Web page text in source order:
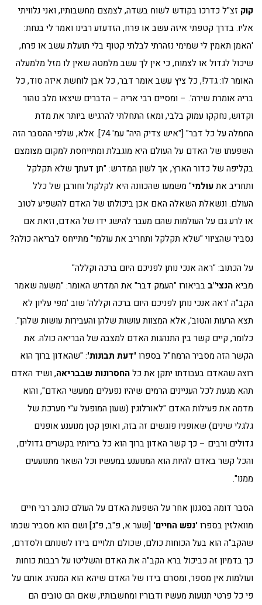
קוק זצ"ל כדרכו בקודש לשוח בשדה, לצמצם מחשבותיו, ואני נלוויתי
אליו. בדרך קטפתי איזה עשב או פרח, הזדעזע רבינו ואמר לי בנחת:
'האמן תאמין לי שמימי נזהרתי לבלתי קטוף בלי תועלת עשב או פרח,
שיכול לגדול או לצמוח, כי אין לך עשב מלמטה שאין לו מזל מלמעלה
האומר לו: גדל!, כל ציץ עשב אומר דבר, כל אבן לוחשת איזה סוד, כל
בריה אומרת שירה'. – ומסיים רבי אריה – הדברים שיצאו מלב טהור
וקדוש, נחקקו עמוק בלבי, ומאז התחלתי להרגיש ביותר את מדת
החמלה על כל דבר" ["איש צדיק היה" עמ' 74]. אלא, שלפי ההסבר הזה
השפעתו של האדם על העולם היא מוגבלת ומתייחסת למקום מצומצם
בקליפה של כדור הארץ, אך לשון המדרש: "תן דעתך שלא תקלקל
ותחריב אתעולמי" משמעו שהכוונה היא לקלקול וחורבן של כלל
העולם. ונשאלת השאלה האם אכן ביכולתו של האדם להשפיע לטוב
או לרע גם על העולמות שהם מעבר להישג ידו של האדם, וזאת אם
נסביר שהציווי "שלא תקלקל ותחריב את עולמי" מתייחס לבריאה כולה?
על הכתוב: "ראה אנכי נותן לפניכם היום ברכה וקללה"
מביא הנצי"בבביאורו "העמק דבר" את המדרש האומר: "משעה שאמר
הקב"ה 'ראה אנכי נותן לפניכם היום ברכה וקללה' שוב 'מפי עליון לא
תצא הרעות והטוב', אלא המצוות עושות שלהן והעבירות עושות שלהן".
כלומר, קיים קשר בין התנהגות האדם למצבה של הבריאה כולה. את
הקשר הזה מסביר הרמח"ל בספרו'דעת תבונות': "שהאדון ברוך הוא
רוצה שהאדם בעבודתו יתקן את כלהחסרונות שבבריאה, ושיד האדם
תהא מגעת לכל העניינים הרמים שיהיו נפעלים ממעשי האדם", והוא
מדמה את פעילות האדם "לאורלוגין (שעון המופעל ע"י מערכת של
גלגלי שינים) שאופניו פוגשים זה בזה, ואופן קטן מנוענע אופנים
גדולים ורבים – כך קשר האדון ברוך הוא כל בריותיו בקשרים גדולים,
והכל קשר באדם להיות הוא המנוענע במעשיו וכל השאר מתנועעים
ממנו".
הסבר דומה בסגנון אחר על השפעת האדם על העולם כותב רבי חיים
מוואלזין בספרו'נפש החיים' [שער א, פ"ב, פ"ג] ושם הוא מסביר שכמו
שהקב"ה הוא בעל הכוחות כולם, שכולם תלויים בידו לשנותם ולסדרם,
כך בדמיון זה כביכול ברא הקב"ה את האדם והשליטו על רבבות כוחות
ועולמות אין מספר, ומסרם בידו של האדם שיהא הוא המנהיג אותם על
פי כל פרטי תנועות מעשיו ודבוריו ומחשבותיו, שאם הם טובים הם